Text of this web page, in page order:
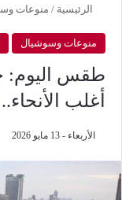
الرئيسية / منوعات
منوعات وسوشيال
طقس اليوم:
أغلب
الأربعاء - 13 مايو 2026